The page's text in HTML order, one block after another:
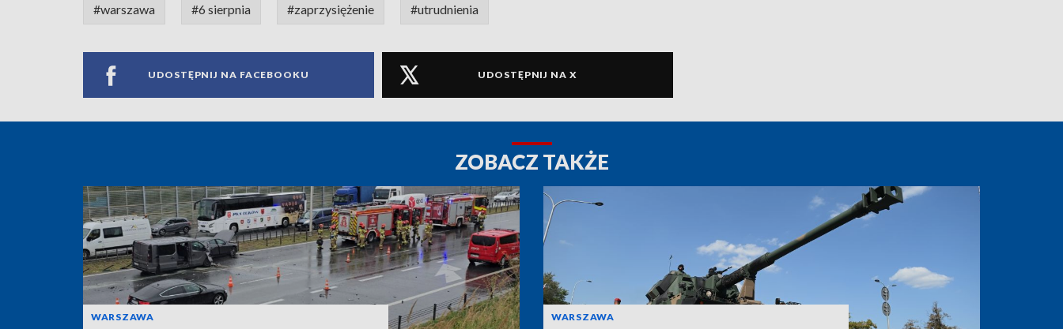
#warszawa #6 sierpnia #zaprzysiężenie #utrudnienia
UDOSTĘPNIJ NA FACEBOOKU UDOSTĘPNIJ NA X
ZOBACZ TAKŻE
WARSZAWA WARSZAWA